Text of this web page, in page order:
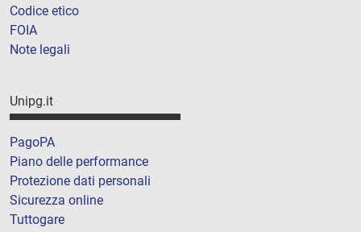
Codice etico
FOIA
Note legali
Unipg.it
PagoPA
Piano delle performance
Protezione dati personali
Sicurezza online
Tuttogare